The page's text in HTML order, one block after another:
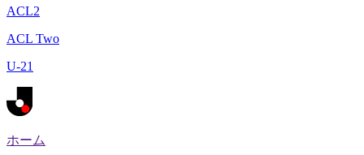
ACL2
ACL Two
U-21
ホーム